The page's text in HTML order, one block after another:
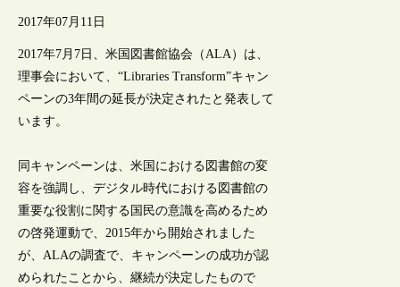
2017年07月11日
2017年7月7日、米国図書館協会（ALA）は、
理事会において、“Libraries Transform”キャン
ペーンの3年間の延長が決定されたと発表して
います。
同キャンペーンは、米国における図書館の変
容を強調し、デジタル時代における図書館の
重要な役割に関する国民の意識を高めるため
の啓発運動で、2015年から開始されました
が、ALAの調査で、キャンペーンの成功が認
められたことから、継続が決定したもので